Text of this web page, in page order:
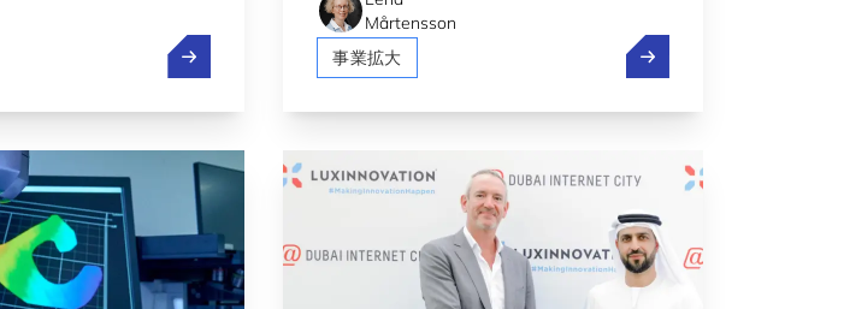
なAI競争で競争力を保つ方法Fit 4 Start #17:応募数の記録
Mårtensson
事業拡大
ボルト、Pony.ai、ステ